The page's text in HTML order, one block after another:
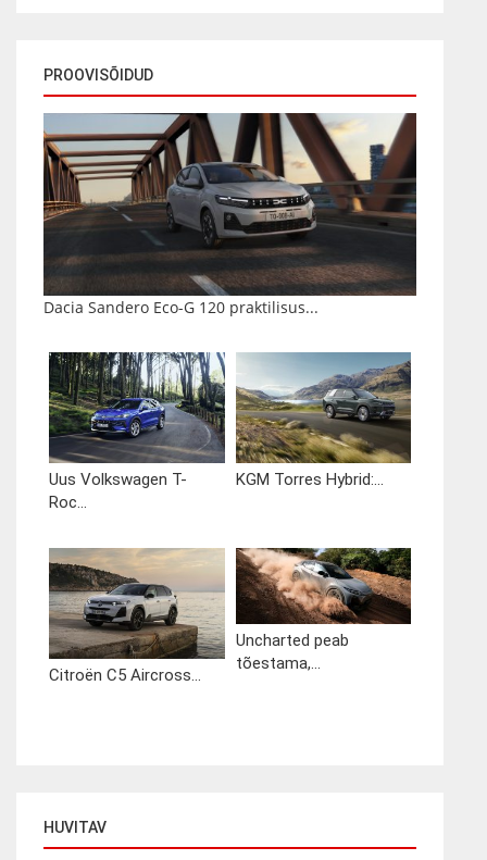
PROOVISÕIDUD
Dacia Sandero Eco-G 120 praktilisus...
Uus Volkswagen T-
Roc...
KGM Torres Hybrid:...
Citroën C5 Aircross...
Uncharted peab
tõestama,...
HUVITAV